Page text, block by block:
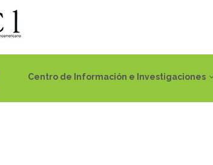
Centro de Información e Investigaciones